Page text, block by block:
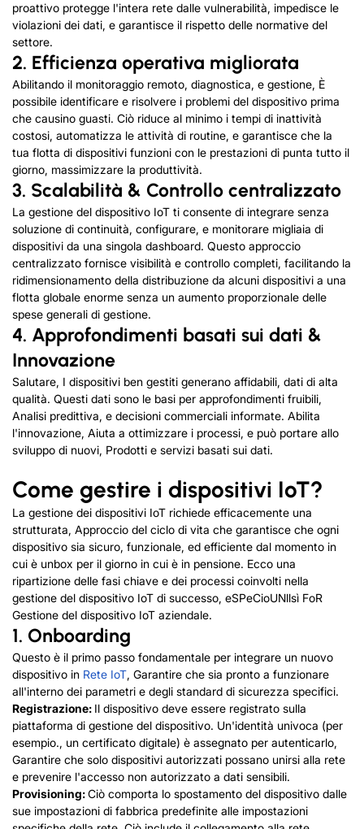
proattivo protegge l'intera rete dalle vulnerabilità, impedisce le
violazioni dei dati, e garantisce il rispetto delle normative del
settore.
2. Efficienza operativa migliorata
Abilitando il monitoraggio remoto, diagnostica, e gestione, È
possibile identificare e risolvere i problemi del dispositivo prima
che causino guasti. Ciò riduce al minimo i tempi di inattività
costosi, automatizza le attività di routine, e garantisce che la
tua flotta di dispositivi funzioni con le prestazioni di punta tutto il
giorno, massimizzare la produttività.
3. Scalabilità & Controllo centralizzato
La gestione del dispositivo IoT ti consente di integrare senza
soluzione di continuità, configurare, e monitorare migliaia di
dispositivi da una singola dashboard. Questo approccio
centralizzato fornisce visibilità e controllo completi, facilitando la
ridimensionamento della distribuzione da alcuni dispositivi a una
flotta globale enorme senza un aumento proporzionale delle
spese generali di gestione.
4. Approfondimenti basati sui dati &
Innovazione
Salutare, I dispositivi ben gestiti generano affidabili, dati di alta
qualità. Questi dati sono le basi per approfondimenti fruibili,
Analisi predittiva, e decisioni commerciali informate. Abilita
l'innovazione, Aiuta a ottimizzare i processi, e può portare allo
sviluppo di nuovi, Prodotti e servizi basati sui dati.
Come gestire i dispositivi IoT?
La gestione dei dispositivi IoT richiede efficacemente una
strutturata, Approccio del ciclo di vita che garantisce che ogni
dispositivo sia sicuro, funzionale, ed efficiente dal momento in
cui è unbox per il giorno in cui è in pensione. Ecco una
ripartizione delle fasi chiave e dei processi coinvolti nella
gestione del dispositivo IoT di successo, eSPeCioUNllsì FoR
Gestione del dispositivo IoT aziendale.
1. Onboarding
Questo è il primo passo fondamentale per integrare un nuovo
dispositivo in Rete IoT, Garantire che sia pronto a funzionare
all'interno dei parametri e degli standard di sicurezza specifici.
Registrazione: Il dispositivo deve essere registrato sulla
piattaforma di gestione del dispositivo. Un'identità univoca (per
esempio., un certificato digitale) è assegnato per autenticarlo,
Garantire che solo dispositivi autorizzati possano unirsi alla rete
e prevenire l'accesso non autorizzato a dati sensibili.
Provisioning:Ciò comporta lo spostamento del dispositivo dalle
sue impostazioni di fabbrica predefinite alle impostazioni